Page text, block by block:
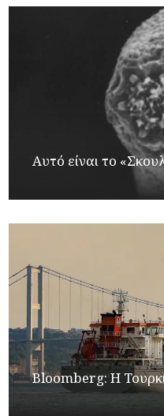
Αυτό είναι το
Bloomberg: Η